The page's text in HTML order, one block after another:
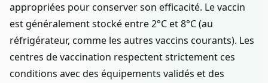
appropriées pour conserver son efficacité. Le vaccin
est généralement stocké entre 2°C et 8°C (au
réfrigérateur, comme les autres vaccins courants). Les
centres de vaccination respectent strictement ces
conditions avec des équipements validés et des